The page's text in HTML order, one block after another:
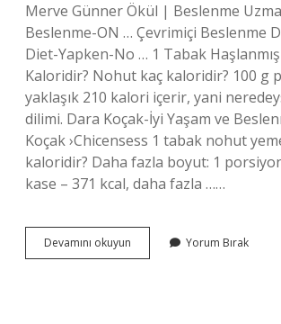
Merve Günner Ökül | Beslenme
Beslenme-ON … Çevrimiçi Beslenme
Diet-Yapken-No … 1 Tabak
Kaloridir? Nohut kaç kaloridir? 100 g
yaklaşık 210 kalori içerir, yani
dilimi. Dara Koçak-İyi Yaşam ve
Koçak ›Chicensess 1 tabak nohut
kaloridir? Daha fazla boyut: 1
kase – 371 kcal, daha fazla ……
Devamını okuyun
Tabak
Yorum Bırak